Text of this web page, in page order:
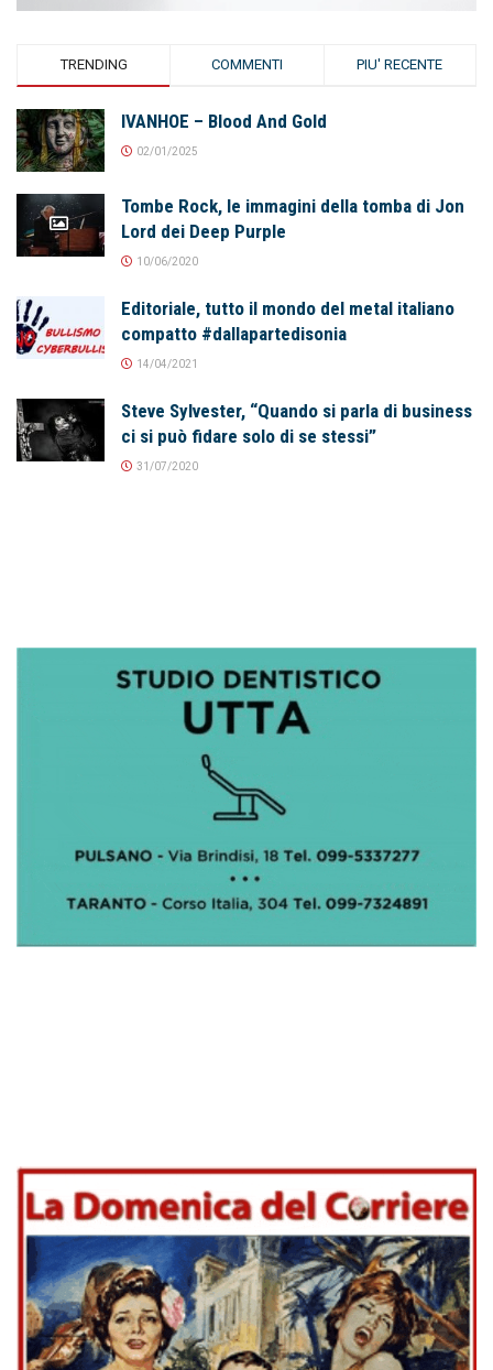
TRENDING COMMENTI PIU' RECENTE
IVANHOE – Blood And Gold
02/01/2025
Tombe Rock, le immagini della tomba di Jon
Lord dei Deep Purple
10/06/2020
Editoriale, tutto il mondo del metal italiano
compatto #dallapartedisonia
14/04/2021
Steve Sylvester, “Quando si parla di business
ci si può fidare solo di se stessi”
31/07/2020